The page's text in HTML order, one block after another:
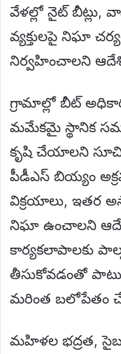
వేళల్లో నైట్
వ్యక్తులపై నిఘా
నిర్వహించాలని
గ్రామాల్లో బీట్
మమేకమై స్థానిక
కృషి చేయాలని
పీడీఎస్ బియ్యం
విక్రయాలు, ఇతర
నిఘా ఉంచాలని
కార్యకలాపాలకు
తీసుకోవడంతో
మరింత బలోపేతం
మహిళల భద్రత,